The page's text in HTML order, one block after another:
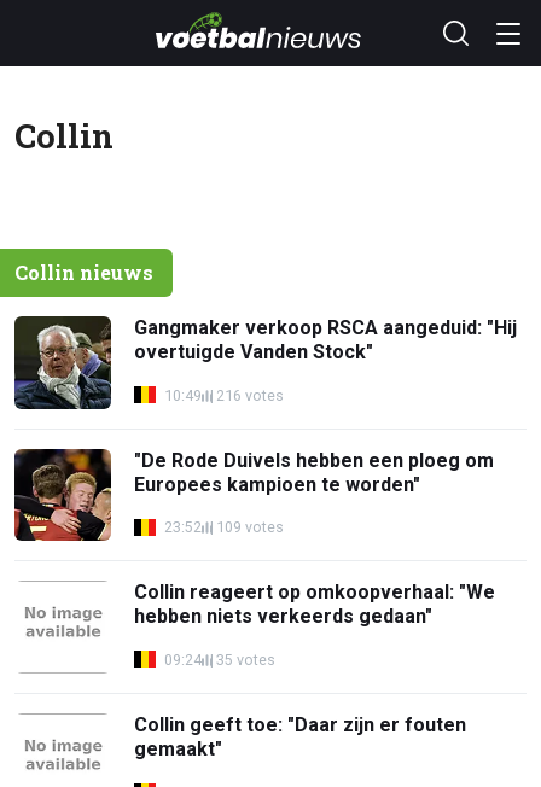
Collin
Collin nieuws
Gangmaker verkoop RSCA aangeduid: "Hij
overtuigde Vanden Stock"
10:49 216 votes
"De Rode Duivels hebben een ploeg om
Europees kampioen te worden"
23:52 109 votes
Collin reageert op omkoopverhaal: "We
hebben niets verkeerds gedaan"
09:24 35 votes
Collin geeft toe: "Daar zijn er fouten
gemaakt"